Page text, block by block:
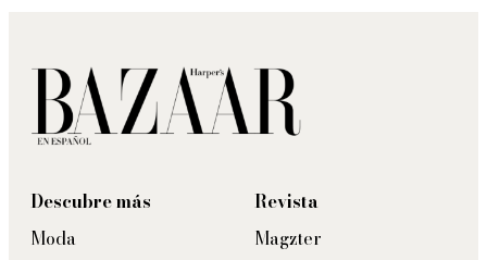
Descubre más
Moda
Revista
Magzter